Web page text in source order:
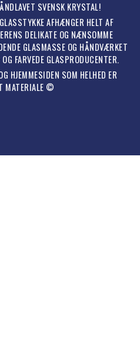
SVENSK KRYSTAL!
AFHÆNGER HELT AF
DELIKATE OG NÆNSOMME
GLASMASSE OG HÅNDVÆRKET
FARVEDE GLASPRODUCENTER.
HJEMMESIDEN SOM HELHED ER
MATERIALE ©